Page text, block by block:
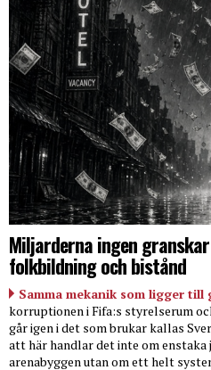
Miljarderna ingen
folkbildning och bistånd
Samma mekanik som ligger till
korruptionen i Fifa:s styrelserum
går igen i det som brukar kallas
att här handlar det inte om
arenabyggen utan om ett helt